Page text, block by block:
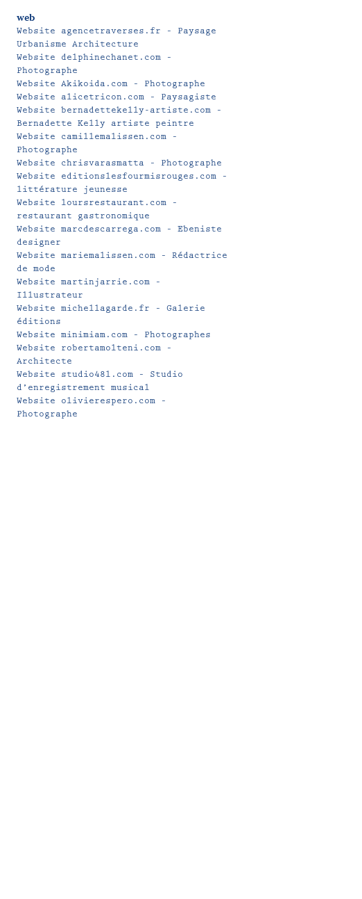
web
Website agencetraverses.fr – Paysage
Urbanisme Architecture
Website delphinechanet.com –
Photographe
Website Akikoida.com – Photographe
Website alicetricon.com – Paysagiste
Website bernadettekelly-artiste.com –
Bernadette Kelly artiste peintre
Website camillemalissen.com –
Photographe
Website chrisvarasmatta – Photographe
Website editionslesfourmisrouges.com –
littérature jeunesse
Website loursrestaurant.com –
restaurant gastronomique
Website marcdescarrega.com – Ebeniste
designer
Website mariemalissen.com – Rédactrice
de mode
Website martinjarrie.com –
Illustrateur
Website michellagarde.fr – Galerie
éditions
Website minimiam.com – Photographes
Website robertamolteni.com –
Architecte
Website studio48l.com – Studio
d’enregistrement musical
Website olivierespero.com –
Photographe